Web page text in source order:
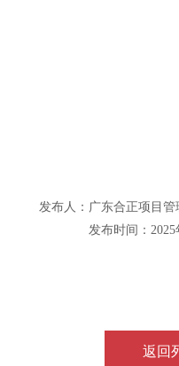
发布人： 广东合正项目管
发布时间： 2025
返回